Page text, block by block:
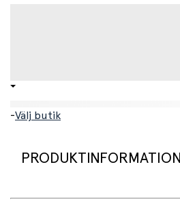
-Välj butik
PRODUKTINFORMATION